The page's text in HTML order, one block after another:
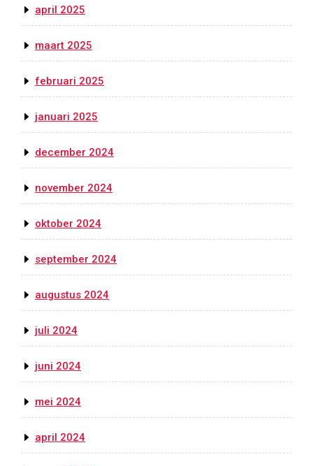
april 2025
maart 2025
februari 2025
januari 2025
december 2024
november 2024
oktober 2024
september 2024
augustus 2024
juli 2024
juni 2024
mei 2024
april 2024